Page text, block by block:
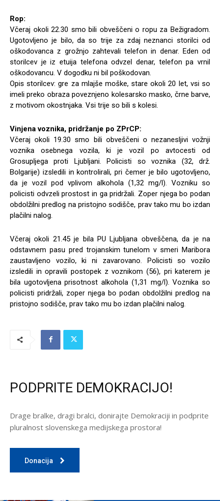
Rop:
Včeraj okoli 22.30 smo bili obveščeni o ropu za Bežigradom.
Ugotovljeno je bilo, da so trije za zdaj neznanci storilci od
oškodovanca z grožnjo zahtevali telefon in denar. Eden od
storilcev je iz etuija telefona odvzel denar, telefon pa vrnil
oškodovancu. V dogodku ni bil poškodovan.
Opis storilcev: gre za mlajše moške, stare okoli 20 let, vsi so
imeli preko obraza poveznjeno kolesarsko masko, črne barve,
z motivom okostnjaka. Vsi trije so bili s kolesi.
Vinjena voznika, pridržanje po ZPrCP:
Včeraj okoli 19.30 smo bili obveščeni o nezanesljivi vožnji
voznika osebnega vozila, ki je vozil po avtocesti od
Grosupljega proti Ljubljani. Policisti so voznika (32, drž.
Bolgarije) izsledili in kontrolirali, pri čemer je bilo ugotovljeno,
da je vozil pod vplivom alkohola (1,32 mg/l). Vozniku so
policisti odvzeli prostost in ga pridržali. Zoper njega bo podan
obdolžilni predlog na pristojno sodišče, prav tako mu bo izdan
plačilni nalog.
Včeraj okoli 21.45 je bila PU Ljubljana obveščena, da je na
odstavnem pasu pred trojanskim tunelom v smeri Maribora
zaustavljeno vozilo, ki ni zavarovano. Policisti so vozilo
izsledili in opravili postopek z voznikom (56), pri katerem je
bila ugotovljena prisotnost alkohola (1,31 mg/l). Voznika so
policisti pridržali, zoper njega bo podan obdolžilni predlog na
pristojno sodišče, prav tako mu bo izdan plačilni nalog.
PODPRITE DEMOKRACIJO!
Drage bralke, dragi bralci, donirajte Demokraciji in podprite
pluralnost slovenskega medijskega prostora!
Donacija